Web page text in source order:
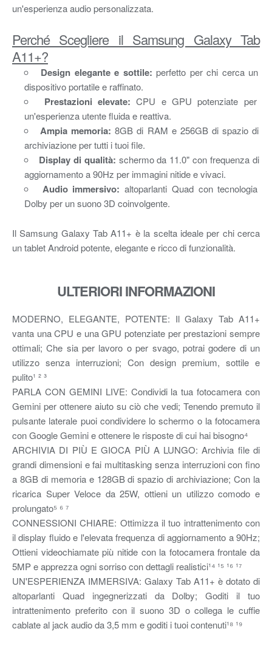
un'esperienza audio personalizzata.
Perché Scegliere il Samsung Galaxy Tab
A11+?
Design elegante e sottile: perfetto per chi cerca un
dispositivo portatile e raffinato.
Prestazioni elevate: CPU e GPU potenziate per
un'esperienza utente fluida e reattiva.
Ampia memoria: 8GB di RAM e 256GB di spazio di
archiviazione per tutti i tuoi file.
Display di qualità: schermo da 11.0" con frequenza di
aggiornamento a 90Hz per immagini nitide e vivaci.
Audio immersivo: altoparlanti Quad con tecnologia
Dolby per un suono 3D coinvolgente.
Il Samsung Galaxy Tab A11+ è la scelta ideale per chi cerca
un tablet Android potente, elegante e ricco di funzionalità.
ULTERIORI INFORMAZIONI
MODERNO, ELEGANTE, POTENTE: Il Galaxy Tab A11+
vanta una CPU e una GPU potenziate per prestazioni sempre
ottimali; Che sia per lavoro o per svago, potrai godere di un
utilizzo senza interruzioni; Con design premium, sottile e
pulito¹ ² ³
PARLA CON GEMINI LIVE: Condividi la tua fotocamera con
Gemini per ottenere aiuto su ciò che vedi; Tenendo premuto il
pulsante laterale puoi condividere lo schermo o la fotocamera
con Google Gemini e ottenere le risposte di cui hai bisogno⁴
ARCHIVIA DI PIÙ E GIOCA PIÙ A LUNGO: Archivia file di
grandi dimensioni e fai multitasking senza interruzioni con fino
a 8GB di memoria e 128GB di spazio di archiviazione; Con la
ricarica Super Veloce da 25W, ottieni un utilizzo comodo e
prolungato⁵ ⁶ ⁷
CONNESSIONI CHIARE: Ottimizza il tuo intrattenimento con
il display fluido e l'elevata frequenza di aggiornamento a 90Hz;
Ottieni videochiamate più nitide con la fotocamera frontale da
5MP e apprezza ogni sorriso con dettagli realistici¹⁴ ¹⁵ ¹⁶ ¹⁷
UN'ESPERIENZA IMMERSIVA: Galaxy Tab A11+ è dotato di
altoparlanti Quad ingegnerizzati da Dolby; Goditi il tuo
intrattenimento preferito con il suono 3D o collega le cuffie
cablate al jack audio da 3,5 mm e goditi i tuoi contenuti¹⁸ ¹⁹